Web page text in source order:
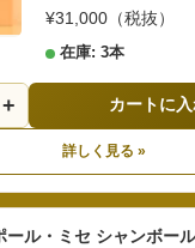
¥31,000（税抜）
在庫: 3本
+ カートに
詳しく見る »
ール・ミセ シャンボー